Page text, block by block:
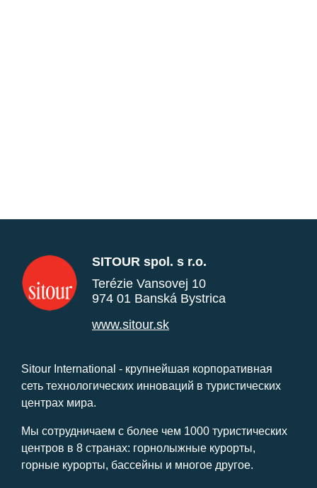
SITOUR spol. s r.o.
Terézie Vansovej 10
974 01 Banská Bystrica
www.sitour.sk
Sitour International - крупнейшая корпоративная
сеть технологических инноваций в туристических
центрах мира.
Мы сотрудничаем с более чем 1000 туристических
центров в 8 странах: горнолыжные курорты,
горные курорты, бассейны и многое другое.